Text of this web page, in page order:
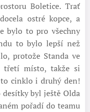
Boletice. Trať
ostré kopce, a
bylo to pro všechny
to bylo lepší než
protože Standa ve
třetí místo, takže si
cinklo i druhý den!
desítky byl ještě Olda
pořadí do teamu